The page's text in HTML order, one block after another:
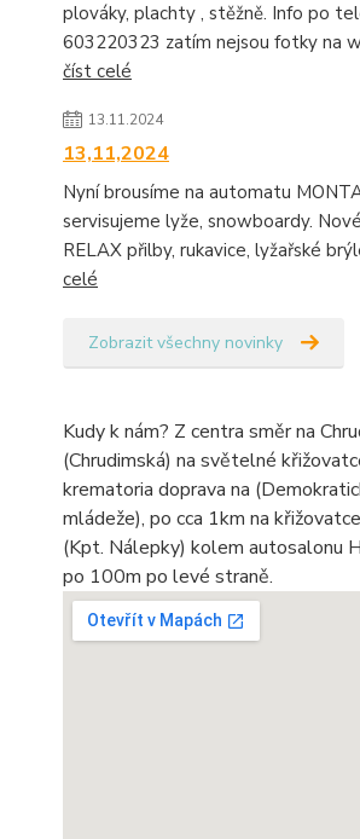
plováky, plachty , stěžně. Info po
603220323 zatím nejsou fotky na
číst celé
13.11.2024
13,11,2024
Nyní brousíme na automatu
servisujeme lyže, snowboardy.
RELAX přilby, rukavice, lyžařské
celé
Zobrazit všechny novinky
Kudy k nám? Z centra směr na
(Chrudimská) na světelné
krematoria doprava na
mládeže), po cca 1km na
(Kpt. Nálepky) kolem autosalonu
po 100m po levé straně.